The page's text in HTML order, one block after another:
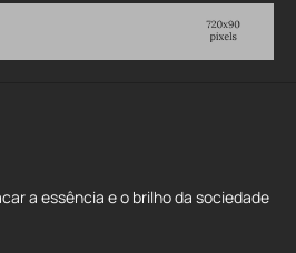
a essência e o brilho da sociedade